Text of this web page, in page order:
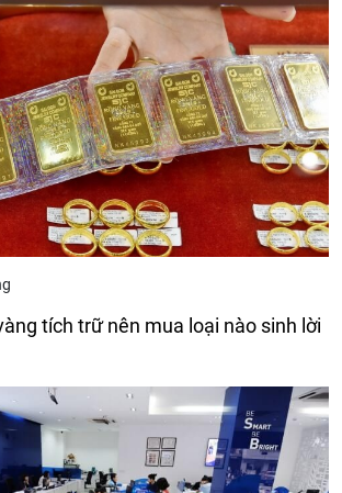
tích trữ nên mua loại nào sinh lời